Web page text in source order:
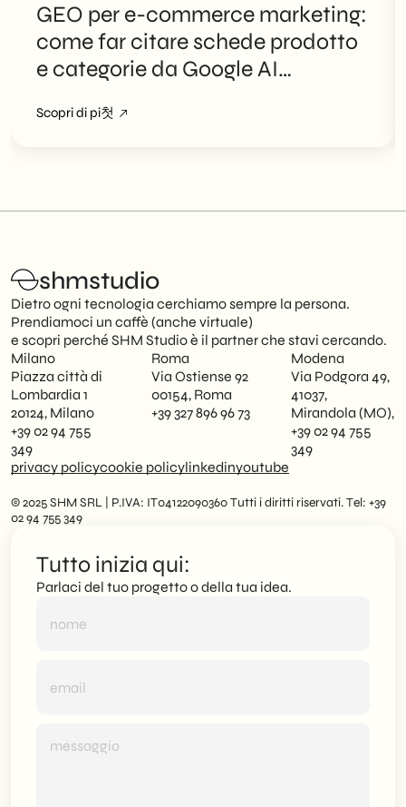
GEO per e-commerce marketing:
come far citare schede prodotto
e categorie da Google AI
Scopri di pi첫
shmstudio
Dietro ogni tecnologia cerchiamo sempre la persona.
Prendiamoci un caffè (anche virtuale)
e scopri perché SHM Studio è il partner che stavi cercando.
Milano
Piazza città di
Lombardia 1
20124, Milano
+39 02 94 755
349
Roma
Via Ostiense 92
00154, Roma
+39 327 896 96 73
Modena
Via Podgora 49,
41037,
Mirandola (MO),
+39 02 94 755
349
privacy policycookie policylinkedinyoutube
© 2025 SHM SRL | P.IVA: IT04122090360 Tutti i diritti riservati. Tel: +39
02 94 755 349
Tutto inizia qui:
Parlaci del tuo progetto o della tua idea.